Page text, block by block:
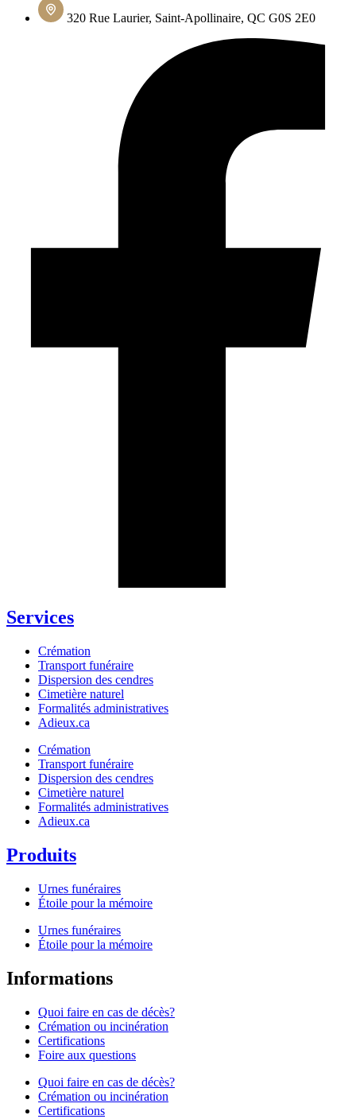
320 Rue Laurier, Saint-Apollinaire, QC G0S 2E0
Services
Crémation
Transport funéraire
Dispersion des cendres
Cimetière naturel
Formalités administratives
Adieux.ca
Crémation
Transport funéraire
Dispersion des cendres
Cimetière naturel
Formalités administratives
Adieux.ca
Produits
Urnes funéraires
Étoile pour la mémoire
Urnes funéraires
Étoile pour la mémoire
Informations
Quoi faire en cas de décès?
Crémation ou incinération
Certifications
Foire aux questions
Quoi faire en cas de décès?
Crémation ou incinération
Certifications